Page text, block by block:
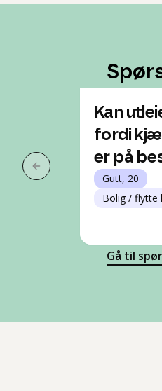
Forrige slide
Kan
fordi
er på
Gutt, 20
Bolig / flytte
Gå til